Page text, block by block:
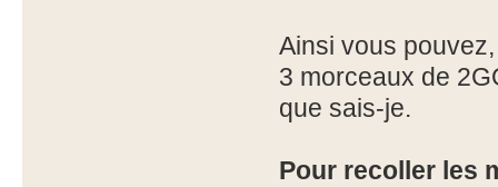
Ainsi vous
3 morceaux de
que sais-je.
Pour recoller les